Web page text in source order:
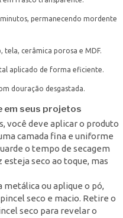
permanecendo mordente
tela, cerâmica porosa e MDF.
aplicado de forma eficiente.
douração desgastada.
em seus projetos
você deve aplicar o produto
camada fina e uniforme
o tempo de secagem
esteja seco ao toque, mas
ou aplique o pó,
seco e macio. Retire o
seco para revelar o